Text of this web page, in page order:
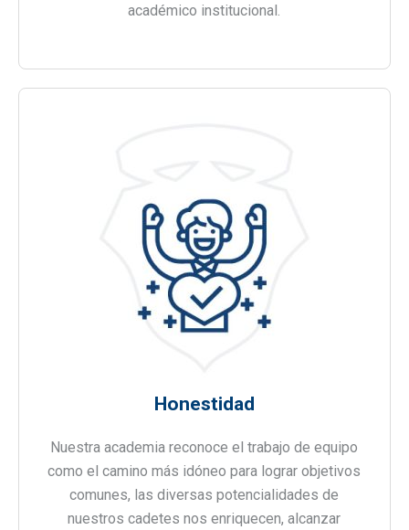
académico institucional.
Honestidad
Nuestra academia reconoce el trabajo de equipo
como el camino más idóneo para lograr objetivos
comunes, las diversas potencialidades de
nuestros cadetes nos enriquecen, alcanzar